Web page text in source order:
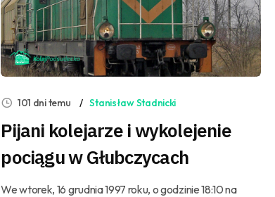
101 dni temu Stanisław Stadnicki
Pijani kolejarze i wykolejenie
pociągu w Głubczycach
We wtorek, 16 grudnia 1997 roku, o godzinie 18:10 na